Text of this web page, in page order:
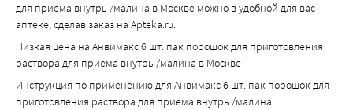
для приема внутрь /малина в Москве можно в удобной для вас
аптеке, сделав заказ на Apteka.ru.
Низкая цена на Анвимакс 6 шт. пак порошок для приготовления
раствора для приема внутрь /малина в Москве
Инструкция по применению для Анвимакс 6 шт. пак порошок для
приготовления раствора для приема внутрь /малина